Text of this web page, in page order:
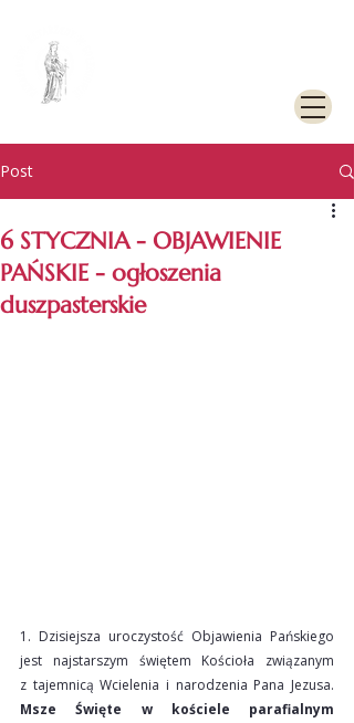
Post
6 STYCZNIA - OBJAWIENIE
PAŃSKIE - ogłoszenia
duszpasterskie
1. Dzisiejsza uroczystość Objawienia Pańskiego
jest najstarszym świętem Kościoła związanym
Msze Święte w kościele parafialnym